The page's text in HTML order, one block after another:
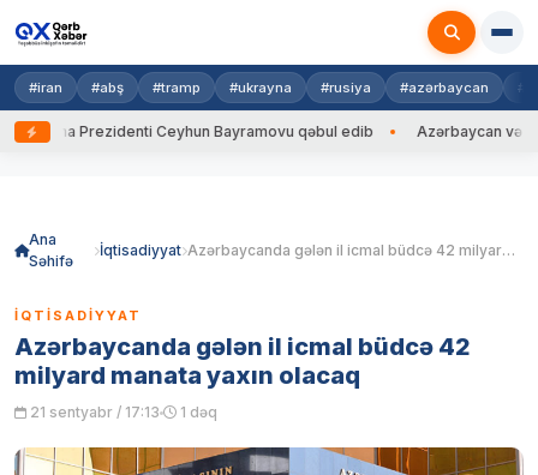
#iran #abş #tramp #ukrayna #rusiya #azərbaycan
Prezidenti Ceyhun Bayramovu qəbul edib Azərbaycan və
Ana
Səhifə
İqtisadiyyat Azərbaycanda gələn il icmal büdcə 42 milyard manata yaxın olacaq
İQTISADIYYAT
Azərbaycanda gələn il icmal büdcə 42
milyard manata yaxın olacaq
21 sentyabr / 17:13 1 dəq